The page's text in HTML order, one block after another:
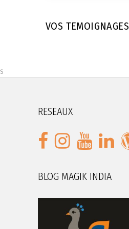
VOS TEMOIGNAGES
s
RESEAUX
BLOG MAGIK INDIA